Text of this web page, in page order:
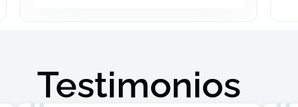
Testimonios